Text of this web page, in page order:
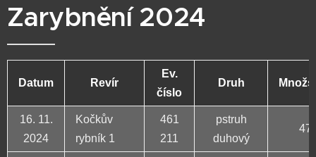
Zarybnění 2024
Datum Revír
Ev.
číslo
Druh
16. 11.
2024
Kočkův
rybník 1
461
211
pstruh
duhový
47